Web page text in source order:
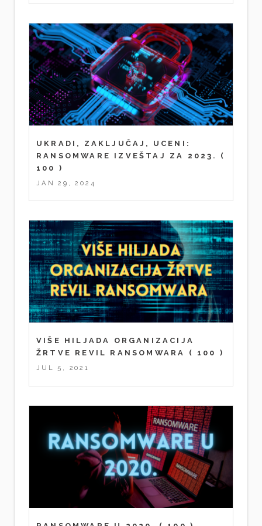
UKRADI, ZAKLJUČAJ, UCENI:
RANSOMWARE IZVEŠTAJ ZA 2023.
(
100 )
JAN 29, 2024
VIŠE HILJADA ORGANIZACIJA
ŽRTVE REVIL RANSOMWARA
( 100 )
JUL 5, 2021